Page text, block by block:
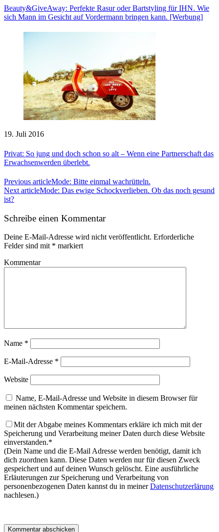
Beauty&GiveAway: Perfekte Rasur oder Bartstyling für IHN. Wie
sich Mann im Gesicht auf Vordermann bringen kann. [Werbung]
19. Juli 2016
Privat: So jung und doch schon so alt – Wenn eine Partnerschaft das
Erwachsenwerden überlebt.
Previous articleMode: Bitte einmal wachrütteln.
Next articleMode: Das ewige Schockverlieben. Ob das noch gesund
ist?
Schreibe einen Kommentar
Deine E-Mail-Adresse wird nicht veröffentlicht. Erforderliche
Felder sind mit * markiert
Kommentar
Name *
E-Mail-Adresse *
Website
Name, E-Mail-Adresse und Website in diesem Browser für
meinen nächsten Kommentar speichern.
Mit der Abgabe meines Kommentars erkläre ich mich mit der
Speicherung und Verarbeitung meiner Daten durch diese Website
einverstanden.*
(Dein Name und die E-Mail Adresse werden benötigt, damit ich
dich zuordnen kann. Diese Daten werden nur für diesen Zweck
gespeichert und auf deinen Wunsch gelöscht. Eine ausführliche
Erläuterungen zur Speicherung und Verarbeitung von
personenbezogenen Daten kannst du in meinerDatenschutzerlärung
nachlesen.)